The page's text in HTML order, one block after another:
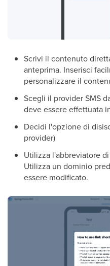
Scrivi il contenuto
anteprima. Inserisci
personalizzare il
Scegli il provider SMS
deve essere effettuata
Decidi l'opzione di
provider)
Utilizza l'abbreviatore
Utilizza un dominio
essere modificato.